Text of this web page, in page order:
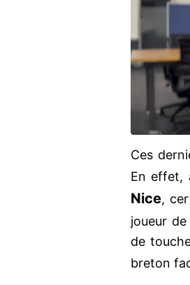
Ces
En effet,
Nice,
joueur de
de
breton